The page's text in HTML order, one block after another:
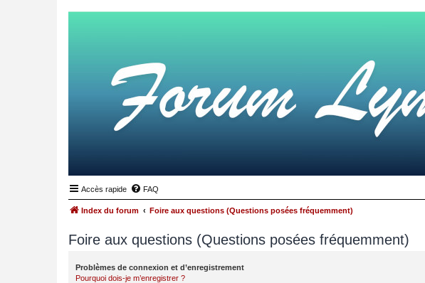
Accès rapide FAQ
Index du forum Foire aux questions (Questions posées fréquemment)
Foire aux questions (Questions posées fréquemment)
Problèmes de connexion et d’enregistrement
Pourquoi dois-je m’enregistrer ?